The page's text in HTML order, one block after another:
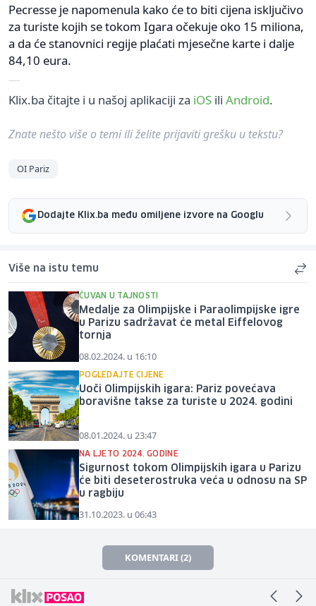
Pecresse je napomenula kako će to biti cijena isključivo
za turiste kojih se tokom Igara očekuje oko 15 miliona,
a da će stanovnici regije plaćati mjesečne karte i dalje
84,10 eura.
Klix.ba čitajte i u našoj aplikaciji za iOS ili Android.
Znate nešto više o temi ili želite prijaviti grešku u tekstu?
OI Pariz
Dodajte Klix.ba među omiljene izvore na Googlu
Više na istu temu
ČUVAN U TAJNOSTI
Medalje za Olimpijske i Paraolimpijske igre
u Parizu sadržavat će metal Eiffelovog
tornja
08.02.2024. u 16:10
POGLEDAJTE CIJENE
Uoči Olimpijskih igara: Pariz povećava
boravišne takse za turiste u 2024. godini
08.01.2024. u 23:47
NA LJETO 2024. GODINE
Sigurnost tokom Olimpijskih igara u Parizu
će biti deseterostruka veća u odnosu na SP
u ragbiju
31.10.2023. u 06:43
KOMENTARI (2)